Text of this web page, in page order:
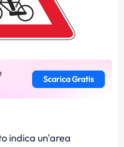
Scarica Gratis
indica un'area